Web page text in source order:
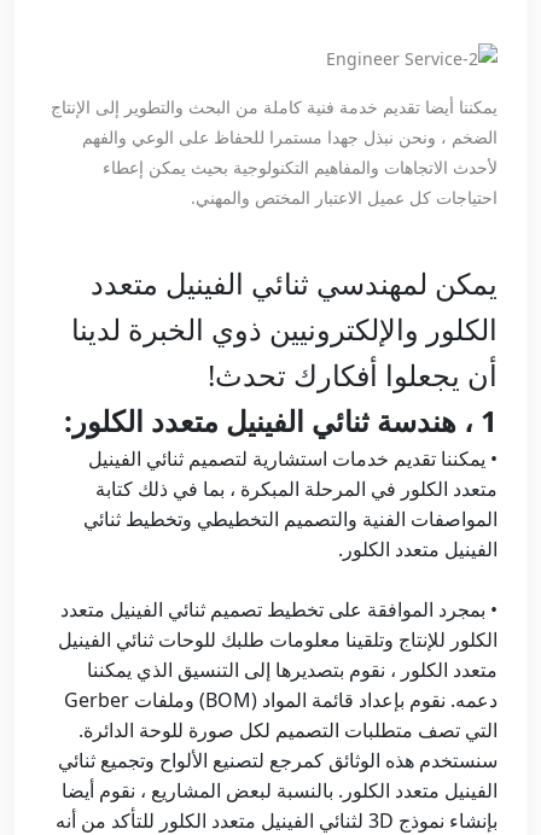
يمكننا أيضا تقديم خدمة فنية كاملة من البحث والتطوير إلى الإنتاج
الضخم ، ونحن نبذل جهدا مستمرا للحفاظ على الوعي والفهم
لأحدث الاتجاهات والمفاهيم التكنولوجية بحيث يمكن إعطاء
احتياجات كل عميل الاعتبار المختص والمهني.
يمكن لمهندسي ثنائي الفينيل متعدد
الكلور والإلكترونيين ذوي الخبرة لدينا
أن يجعلوا أفكارك تحدث!
1 ، هندسة ثنائي الفينيل متعدد الكلور:
• يمكننا تقديم خدمات استشارية لتصميم ثنائي الفينيل
متعدد الكلور في المرحلة المبكرة ، بما في ذلك كتابة
المواصفات الفنية والتصميم التخطيطي وتخطيط ثنائي
الفينيل متعدد الكلور.
• بمجرد الموافقة على تخطيط تصميم ثنائي الفينيل متعدد
الكلور للإنتاج وتلقينا معلومات طلبك للوحات ثنائي الفينيل
متعدد الكلور ، نقوم بتصديرها إلى التنسيق الذي يمكننا
دعمه. نقوم بإعداد قائمة المواد (BOM) وملفات Gerber
التي تصف متطلبات التصميم لكل صورة للوحة الدائرة.
سنستخدم هذه الوثائق كمرجع لتصنيع الألواح وتجميع ثنائي
الفينيل متعدد الكلور. بالنسبة لبعض المشاريع ، نقوم أيضا
بإنشاء نموذج 3D لثنائي الفينيل متعدد الكلور للتأكد من أنه